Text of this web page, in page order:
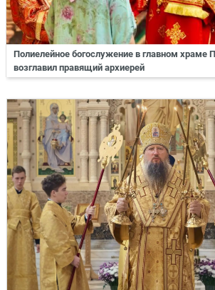
Полиелейное богослужение в главном храме
возглавил правящий архиерей